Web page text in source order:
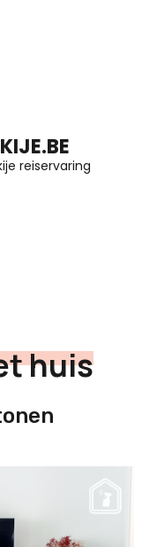
reiservaring
huis